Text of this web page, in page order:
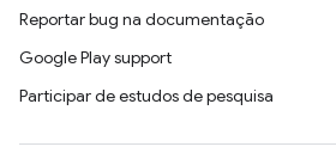
Reportar bug na documentação
Google Play support
Participar de estudos de pesquisa